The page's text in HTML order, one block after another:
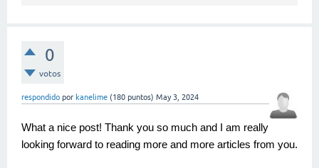
0
votos
respondido por kanelime (180 puntos) May 3, 2024
What a nice post! Thank you so much and I am really
looking forward to reading more and more articles from you.